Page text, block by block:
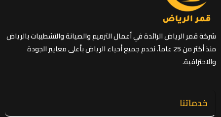
شركة قمر الرياض الرائدة في أعمال الترميم والصيانة والتشطيبات بالرياض
منذ أكثر من 25 عاماً. نخدم جميع أحياء الرياض بأعلى معايير الجودة
والاحترافية.
خدماتنا